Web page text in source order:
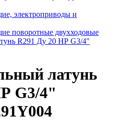
электроприводы и
поворотные двухходовые
R291 Ду 20 НР G3/4"
латунь
G3/4"